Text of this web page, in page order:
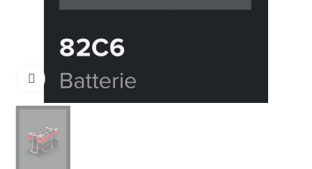
Click to enlarge